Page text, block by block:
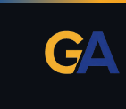
Перейти
контенту